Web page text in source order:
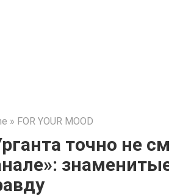
» FOR YOUR MOOD
точно не